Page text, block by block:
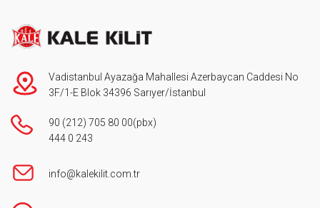
Vadistanbul Ayazağa Mahallesi Azerbaycan Caddesi No
3F/1-E Blok 34396 Sarıyer/İstanbul
90 (212) 705 80 00(pbx)
444 0 243
info@kalekilit.com.tr